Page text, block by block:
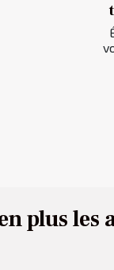
plus les